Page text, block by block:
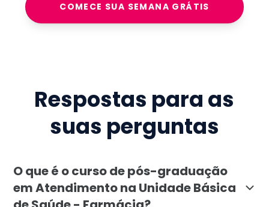
COMECE SUA SEMANA GRÁTIS
Respostas para as
suas perguntas
O que é o curso de pós-graduação
em Atendimento na Unidade Básica